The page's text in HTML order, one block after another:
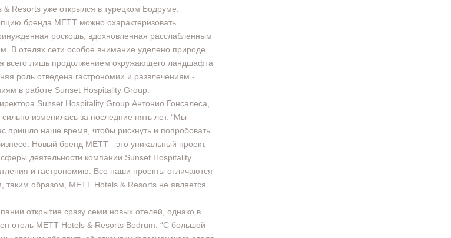
Resorts уже открылся в турецком Бодруме.
бренда METT можно охарактеризовать
роскошь, вдохновленная расслабленным
В отелях сети особое внимание уделено природе,
всего лишь продолжением окружающего ландшафта
роль отведена гастрономии и развлечениям -
в работе Sunset Hospitality Group.
Sunset Hospitality Group Антонио Гонсалеса,
сильно изменилась за последние пять лет. “Мы
пришло наше время, чтобы рискнуть и попробовать
Новый бренд METT - это уникальный проект,
деятельности компании Sunset Hospitality
и гастрономию. Все наши проекты отличаются
таким образом, METT Hotels & Resorts не является
открытие сразу семи новых отелей, однако в
отель METT Hotels & Resorts Bodrum. “С большой